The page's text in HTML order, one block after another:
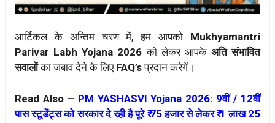
आर्टिकल के अन्तिम चरण में, हम आपको Mukhyamantri
Parivar Labh Yojana 2026 को लेकर आपकेअति संभावित
सवालोंका जबाव देने के लिए FAQ’sप्रदान करेगें।
Read Also – PM YASHASVI Yojana 2026: 9वीं / 12वीं
पास स्टूडेंट्स को सरकार दे रही है पूरे ₹ 75 हजार से लेकर ₹ 1 लाख 25